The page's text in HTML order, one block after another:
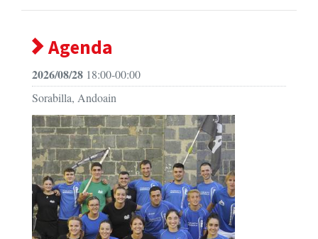
Agenda
2026/08/28 18:00-00:00
Sorabilla, Andoain